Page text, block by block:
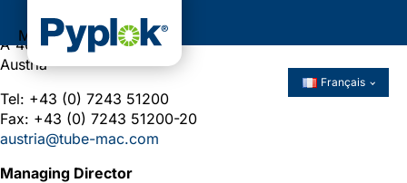
Français
Egon-Schiele-Str. 1
A-4614 Marchtrenk
Austria
Tel: +43 (0) 7243 51200
Fax: +43 (0) 7243 51200-20
austria@tube-mac.com
Managing Director
Menu